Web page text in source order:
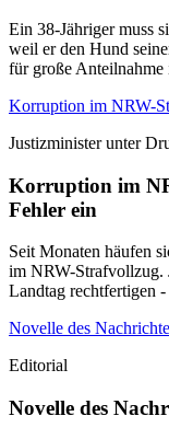
Ein 38-Jähriger muss
weil er den Hund
für große Anteilnahme
Korruption im NRW-
Justizminister unter
Korruption im
Fehler ein
Seit Monaten häufen
im NRW-Strafvollzug.
Landtag rechtfertigen
Novelle des
Editorial
Novelle des